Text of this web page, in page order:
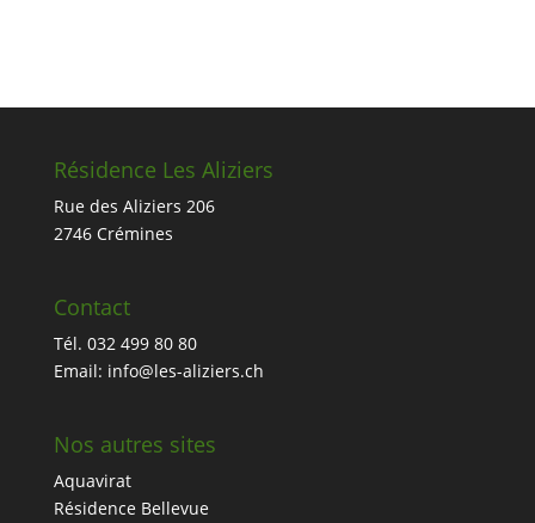
Résidence Les Aliziers
Rue des Aliziers 206
2746 Crémines
Contact
Tél. 032 499 80 80
Email: info@les-aliziers.ch
Nos autres sites
Aquavirat
Résidence Bellevue